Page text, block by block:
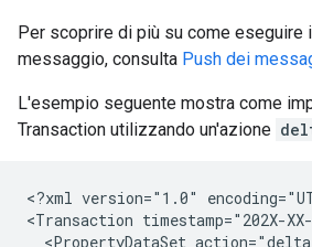
Per scoprire di più su come eseguire
messaggio, consulta Push dei
L'esempio seguente mostra come
Transaction utilizzando un'azione
<?xml version="1.0"
<Transaction timestamp="202X-
<PropertyDataSet